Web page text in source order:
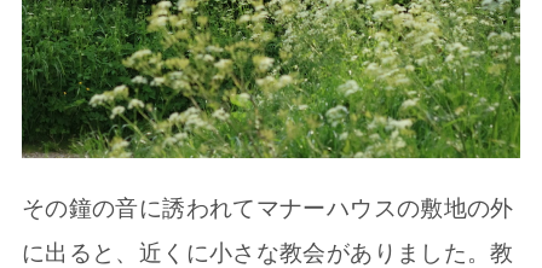
その鐘の音に誘われてマナーハウスの敷地の外
に出ると、近くに小さな教会がありました。教